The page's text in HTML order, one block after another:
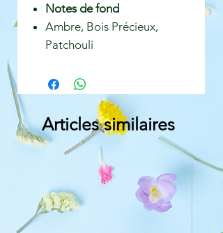
Notes de fond
Ambre, Bois Précieux,
Patchouli
Articles similaires